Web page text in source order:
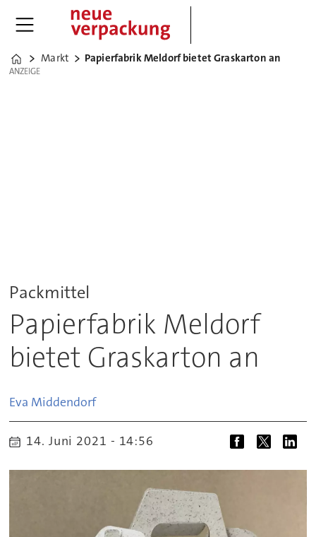
Home
Markt Papierfabrik Meldorf bietet Graskarton an
ANZEIGE
ANZEIGE
Packmittel
Papierfabrik Meldorf
bietet Graskarton an
Eva Middendorf
14. Juni 2021 - 14:56